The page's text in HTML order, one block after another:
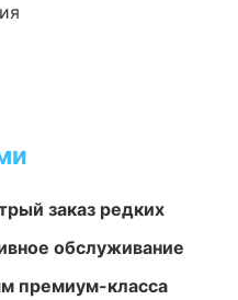
заказ редких
обслуживание
премиум-класса